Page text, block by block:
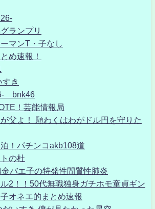
ランプリ
マンT・子なし
め速報！
き
bnk46
！芸能情報局
父よ！ 願わくはわがドル円を守りた
！パチンコakb108道
の杜
バエ子の特発性間質性肺炎
2！！50代無職独身ガチホモ童貞ギン
オネエ的まとめ速報